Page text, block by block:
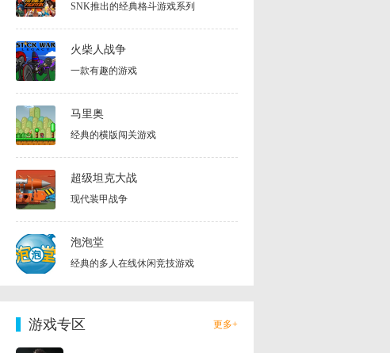
SNK推出的经典格斗游戏系列
火柴人战争
一款有趣的游戏
马里奥
经典的横版闯关游戏
超级坦克大战
现代装甲战争
泡泡堂
经典的多人在线休闲竞技游戏
更多+
游戏专区